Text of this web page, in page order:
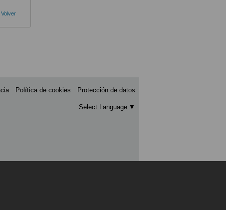
Volver
Política de cookies Protección de datos
Select Language ▼